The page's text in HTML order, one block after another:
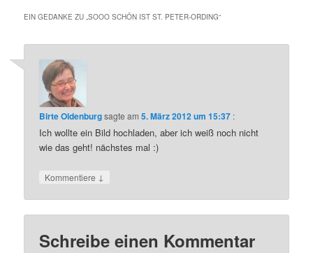
EIN GEDANKE ZU „SOOO SCHÖN IST ST. PETER-ORDING“
Birte Oldenburgsagte am5. März 2012 um 15:37 :
Ich wollte ein Bild hochladen, aber ich weiß noch nicht
wie das geht! nächstes mal :)
Kommentiere ↓
Schreibe einen Kommentar